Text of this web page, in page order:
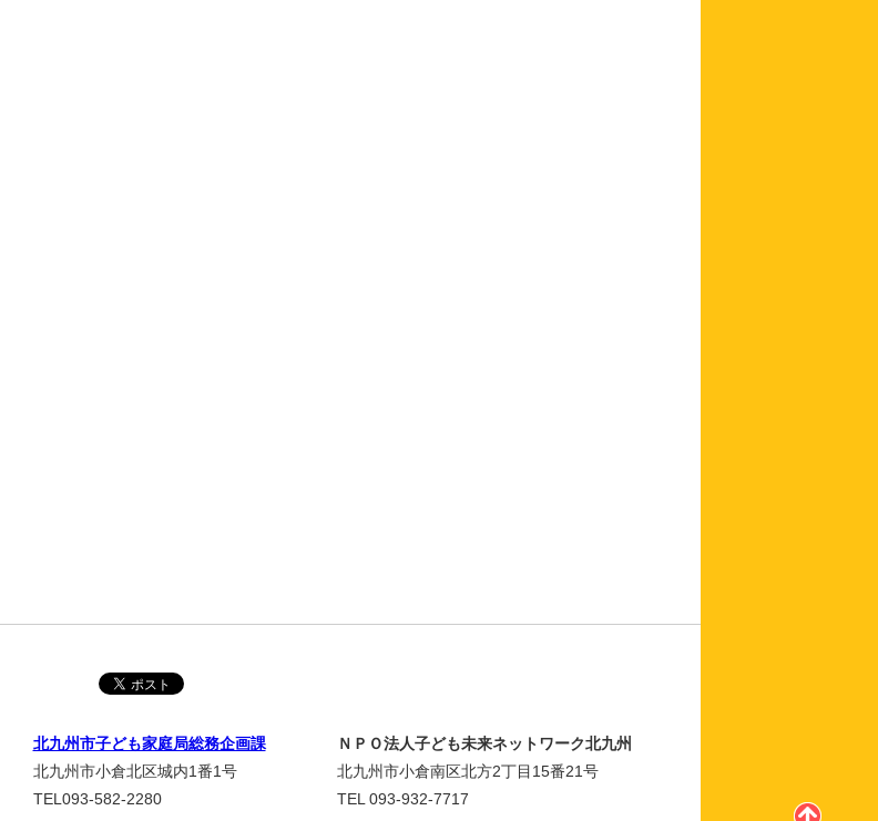
北九州市子ども家庭局総務企画課
北九州市小倉北区城内1番1号
TEL093-582-2280
ＮＰＯ法人子ども未来ネットワーク北九州
北九州市小倉南区北方2丁目15番21号
TEL 093-932-7717